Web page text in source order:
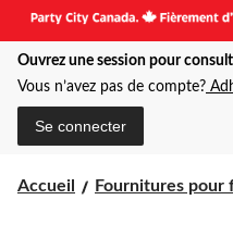
Ouvrez une session pour
Vous n’avez pas de compte?
Se connecter
Accueil Fournitures pour